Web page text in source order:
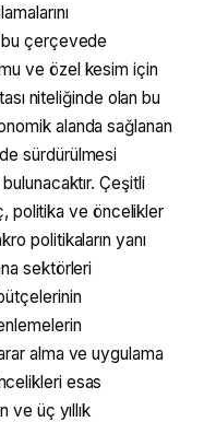
çerçevede
ve özel kesim için
niteliğinde olan bu
alanda sağlanan
sürdürülmesi
Çeşitli
politika ve öncelikler
politikaların yanı
sektörleri
alma ve uygulama
esas
ve üç yıllık